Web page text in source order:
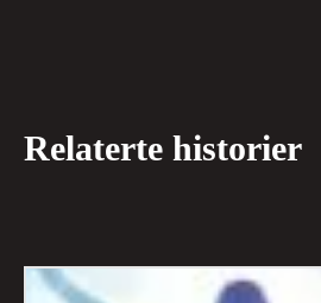
Relaterte historier